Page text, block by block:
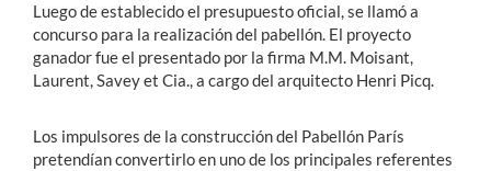
Luego de establecido el presupuesto oficial, se llamó a
concurso para la realización del pabellón. El proyecto
ganador fue el presentado por la firma M.M. Moisant,
Laurent, Savey et Cia., a cargo del arquitecto Henri Picq.
Los impulsores de la construcción del Pabellón París
pretendían convertirlo en uno de los principales referentes